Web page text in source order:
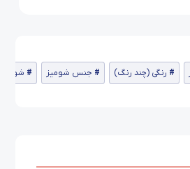
رنگی (چند رنگ) جنس شومیز شومیز